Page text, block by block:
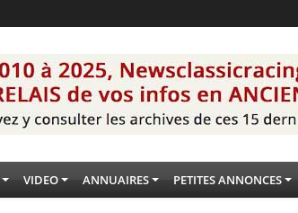
VIDEO ANNUAIRES PETITES ANNONCES